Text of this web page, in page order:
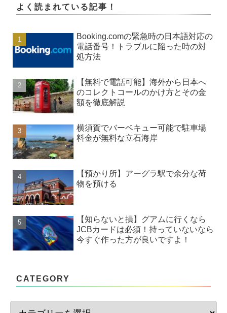
よく読まれている記事！
Booking.comの緊急時の日本語対応の
電話番号！トラブルに陥った時の対
処方法
【無料で電話可能】海外から日本へ
のコレクトコールのかけ方とその金
額を徹底解説
横須賀でバーベキュー可能で駐車場
料金が無料な立石海岸
【預かり所】アーグラ駅で余分な荷
物を預ける
【知らないと損】グアムに行くなら
JCBカードは必須！持っていないなら
今すぐ作った方が良いですよ！
CATEGORY